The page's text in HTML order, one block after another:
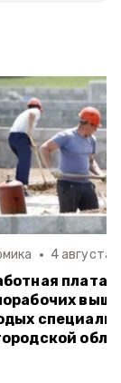
4 августа ,
плата